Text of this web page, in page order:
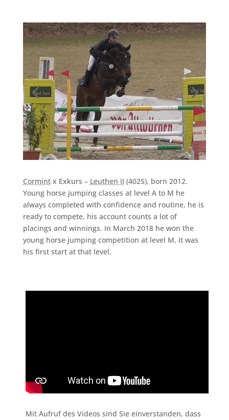
Cormintx Exkurs – Leuthen II (4025), born 2012.
Young horse jumping classes at level A to M he
always completed with confidence and routine, he is
ready to compete, his account counts a lot of
placings and winnings. In March 2018 he won the
young horse jumping competition at level M, it was
his first start at that level.
Mit Aufruf des Videos sind Sie einverstanden, dass